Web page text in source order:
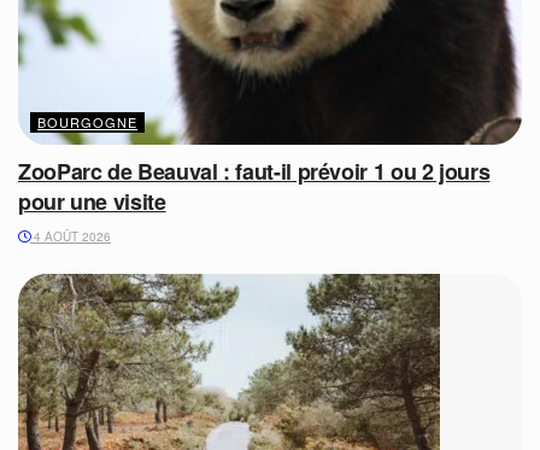
BOURGOGNE
ZooParc de Beauval : faut-il prévoir 1 ou 2 jours
pour une visite
4 AOÛT 2026